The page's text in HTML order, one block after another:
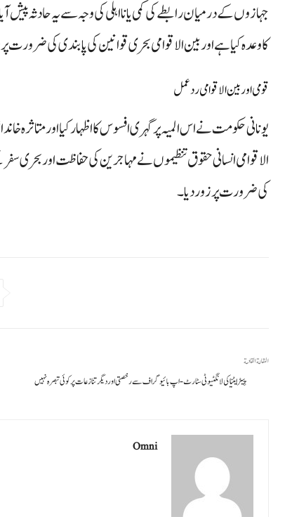
جہازوں کے درمیان رابطے کی کمی یا نااہلی کی وجہ سے یہ حادثہ
کا وعدہ کیا ہے اور بین الاقوامی بحری قوانین کی پابندی کی ضرورت
قومی اور بین الاقوامی ردعمل
یونانی حکومت نے اس المیہ پر گہری افسوس کا اظہار کیا اور متاثرہ
الاقوامی انسانی حقوق تنظیموں نے مہاجرین کی حفاظت اور بحری
کی ضرورت پر زور دیا۔
المقالة القادمة
پِیٹر ایٹیّا کی لانگٹیوٹی سٹارٹ‑اپ بائیوگراف سے رخصتی اور دیگر تنازعات پر کوئی تبصرہ نہیں
Omni